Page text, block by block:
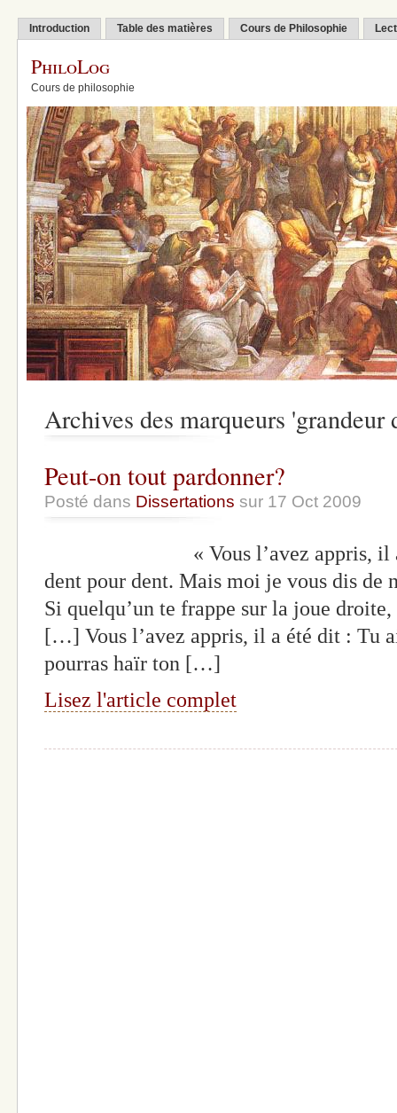
Introduction Table des matières Cours de Philosophie
PhiloLog
Cours de philosophie
Archives des marqueurs 'grandeur
Peut-on tout pardonner?
Posté dans Dissertations sur 17 Oct 2009
« Vous l’avez appris, il a
dent pour dent. Mais moi je vous dis de
Si quelqu’un te frappe sur la joue
[…] Vous l’avez appris, il a été dit : Tu
pourras haïr ton […]
Lisez l'article complet